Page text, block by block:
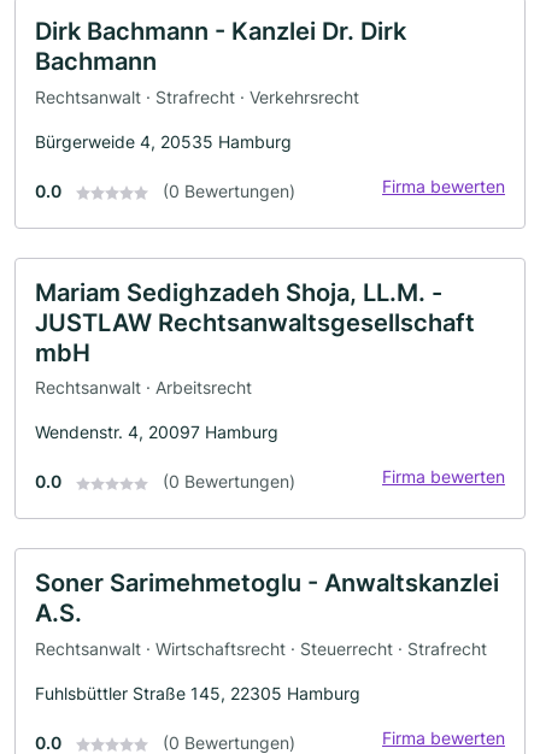
Dirk Bachmann - Kanzlei Dr. Dirk
Bachmann
Rechtsanwalt · Strafrecht · Verkehrsrecht
Bürgerweide 4, 20535 Hamburg
0.0 (0 Bewertungen) Firma bewerten
Mariam Sedighzadeh Shoja, LL.M. -
JUSTLAW Rechtsanwaltsgesellschaft
mbH
Rechtsanwalt · Arbeitsrecht
Wendenstr. 4, 20097 Hamburg
0.0 (0 Bewertungen) Firma bewerten
Soner Sarimehmetoglu - Anwaltskanzlei
A.S.
Rechtsanwalt · Wirtschaftsrecht · Steuerrecht · Strafrecht
Fuhlsbüttler Straße 145, 22305 Hamburg
0.0 (0 Bewertungen) Firma bewerten